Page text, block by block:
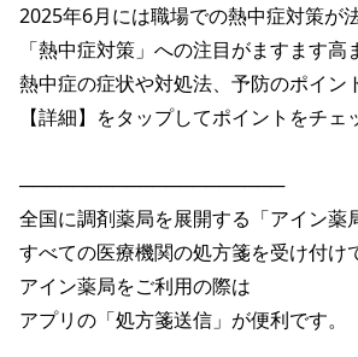
2025年6月には職場での熱中症対策が
「熱中症対策」への注目がますます
熱中症の症状や対処法、予防のポイン
【詳細】をタップしてポイントをチェ
────────────────────
全国に調剤薬局を展開する「アイン薬
すべての医療機関の処方箋を受け付け
アイン薬局をご利用の際は
アプリの「処方箋送信」が便利です。